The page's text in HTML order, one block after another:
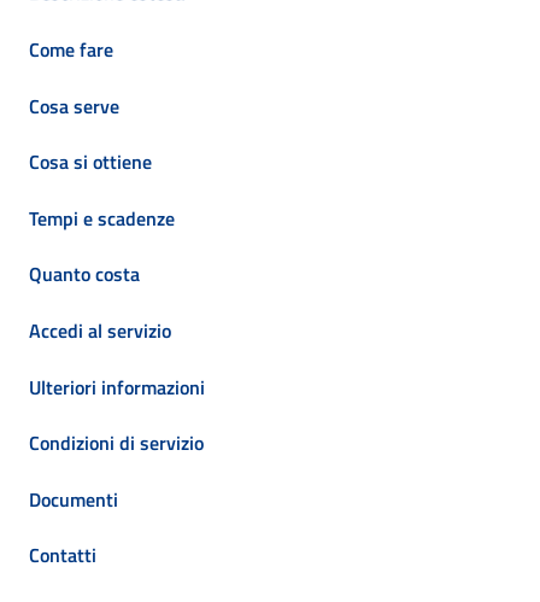
Come fare
Cosa serve
Cosa si ottiene
Tempi e scadenze
Quanto costa
Accedi al servizio
Ulteriori informazioni
Condizioni di servizio
Documenti
Contatti